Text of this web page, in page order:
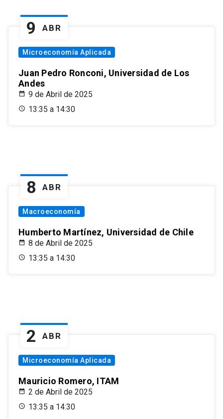
9 ABR
Microeconomía Aplicada
Juan Pedro Ronconi, Universidad de Los
Andes
9 de Abril de 2025
13:35 a 14:30
8 ABR
Macroeconomía
Humberto Martínez, Universidad de Chile
8 de Abril de 2025
13:35 a 14:30
2 ABR
Microeconomía Aplicada
Mauricio Romero, ITAM
2 de Abril de 2025
13:35 a 14:30